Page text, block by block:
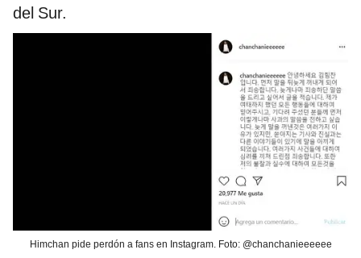
del Sur.
Himchan pide perdón a fans en Instagram. Foto: @chanchanieeeeee